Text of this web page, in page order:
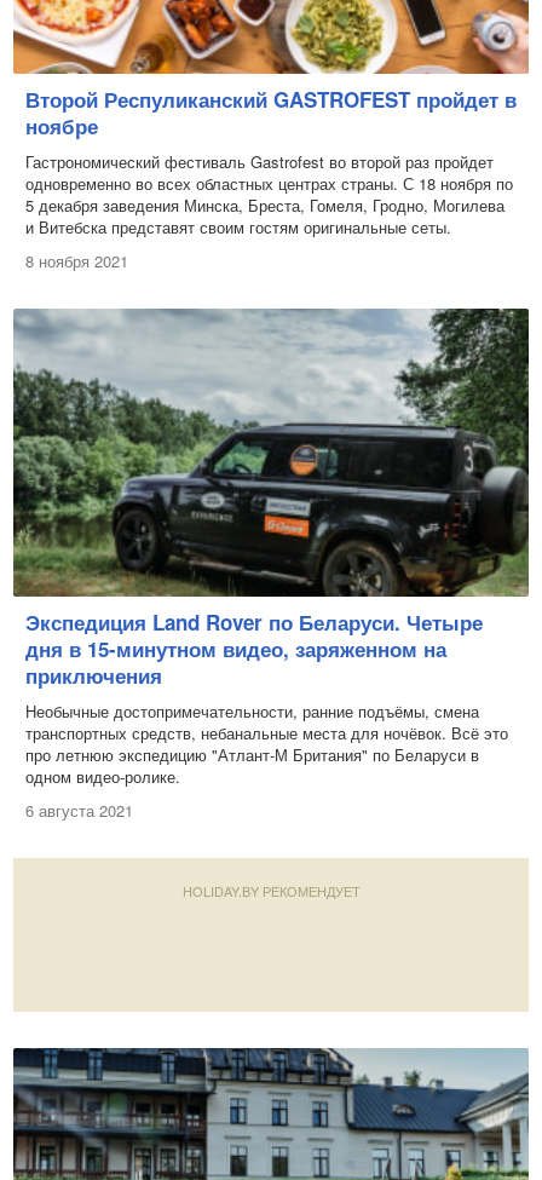
Второй Респуликанский GASTROFEST пройдет в
ноябре
Гастрономический фестиваль Gastrofest во второй раз пройдет
одновременно во всех областных центрах страны. С 18 ноября по
5 декабря заведения Минска, Бреста, Гомеля, Гродно, Могилева
и Витебска представят своим гостям оригинальные сеты.
8 ноября 2021
Экспедиция Land Rover по Беларуси. Четыре
дня в 15-минутном видео, заряженном на
приключения
Необычные достопримечательности, ранние подъёмы, смена
транспортных средств, небанальные места для ночёвок. Всё это
про летнюю экспедицию "Атлант-М Британия" по Беларуси в
одном видео-ролике.
6 августа 2021
HOLIDAY.BY РЕКОМЕНДУЕТ